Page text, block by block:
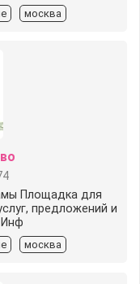
москва
Площадка для
предложений и
москва